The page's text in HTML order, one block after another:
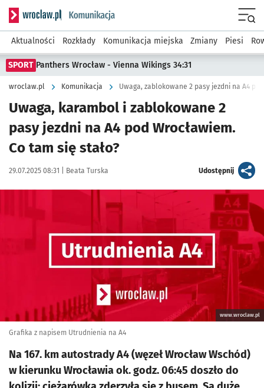
Serwis informacyjny wroclaw.pl podserwis: Komunikacja
Aktualności Rozkłady Komunikacja miejska Zmiany Piesi
SPORT Panthers Wrocław - Vienna Wikings 34:31
wroclaw.pl Komunikacja Uwaga, zablokowane 2 pasy jezdni na A4
Uwaga, karambol i zablokowane 2
pasy jezdni na A4 pod Wrocławiem.
Co tam się stało?
Data publikacji:
29.07.2025 08:31 | Autor:
Beata Turska Udostępnijartykuł
www.wroclaw.pl
Grafika z napisem Utrudnienia na A4
Na 167. km autostrady A4 (węzeł Wrocław Wschód)
w kierunku Wrocławia ok. godz. 06:45 doszło do